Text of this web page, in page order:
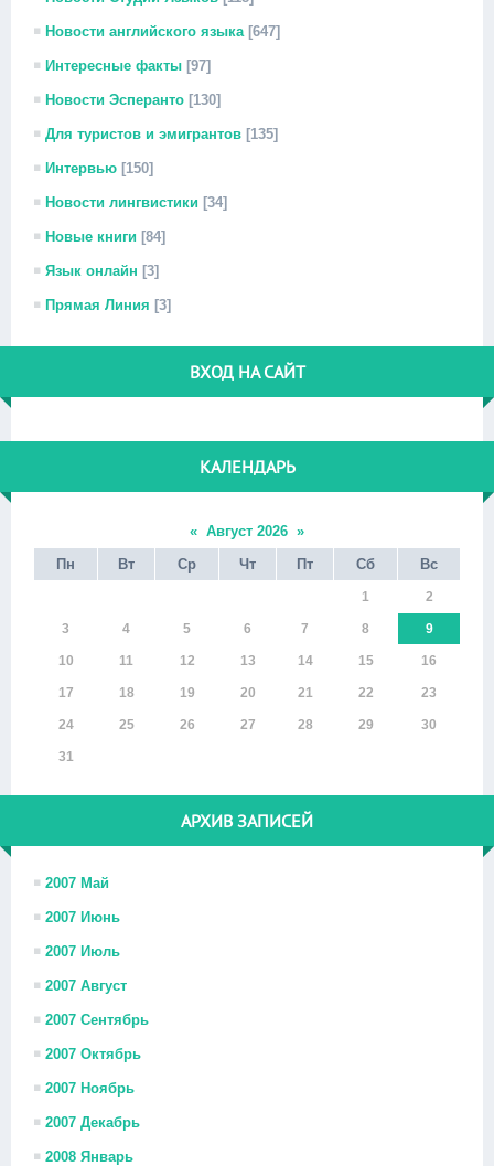
Новости английского языка [647]
Интересные факты [97]
Новости Эсперанто [130]
Для туристов и эмигрантов [135]
Интервью [150]
Новости лингвистики [34]
Новые книги [84]
Язык онлайн [3]
Прямая Линия [3]
ВХОД НА САЙТ
КАЛЕНДАРЬ
« Август 2026 »
Пн
Вт Ср Чт Пт Сб Вс
1 2
3 4 5 6 7 8 9
10 11 12 13 14 15 16
17 18 19 20 21 22 23
24 25 26 27 28 29 30
31
АРХИВ ЗАПИСЕЙ
2007 Май
2007 Июнь
2007 Июль
2007 Август
2007 Сентябрь
2007 Октябрь
2007 Ноябрь
2007 Декабрь
2008 Январь